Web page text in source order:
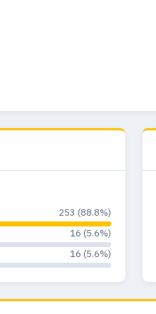
253 (88.8%)
16 (5.6%)
16 (5.6%)